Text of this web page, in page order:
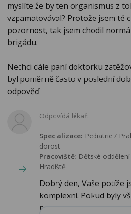
myslíte že by ten organismus z
vzpamatovával? Protože jsem té
pozornost, tak jsem chodil
brigádu.
Nechci dále paní doktorku
byl poměrně často v poslední
odpověď
Odpovídá lékař:
Specializace: Pediatrie /
dorost
Pracoviště: Dětské
Hradiště
Dobrý den, Vaše potíže
komplexní. Pokud byly
p...